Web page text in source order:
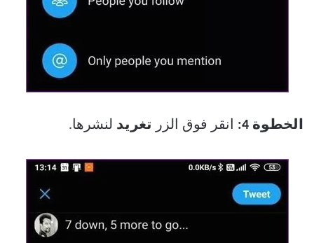
الخطوة 4: انقر فوق الزر تغريد لنشرها.